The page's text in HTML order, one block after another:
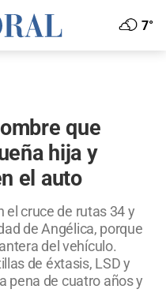
7°
que
hija y
el auto
el cruce de rutas 34 y
de Angélica, porque
del vehículo.
de éxtasis, LSD y
pena de cuatro años y